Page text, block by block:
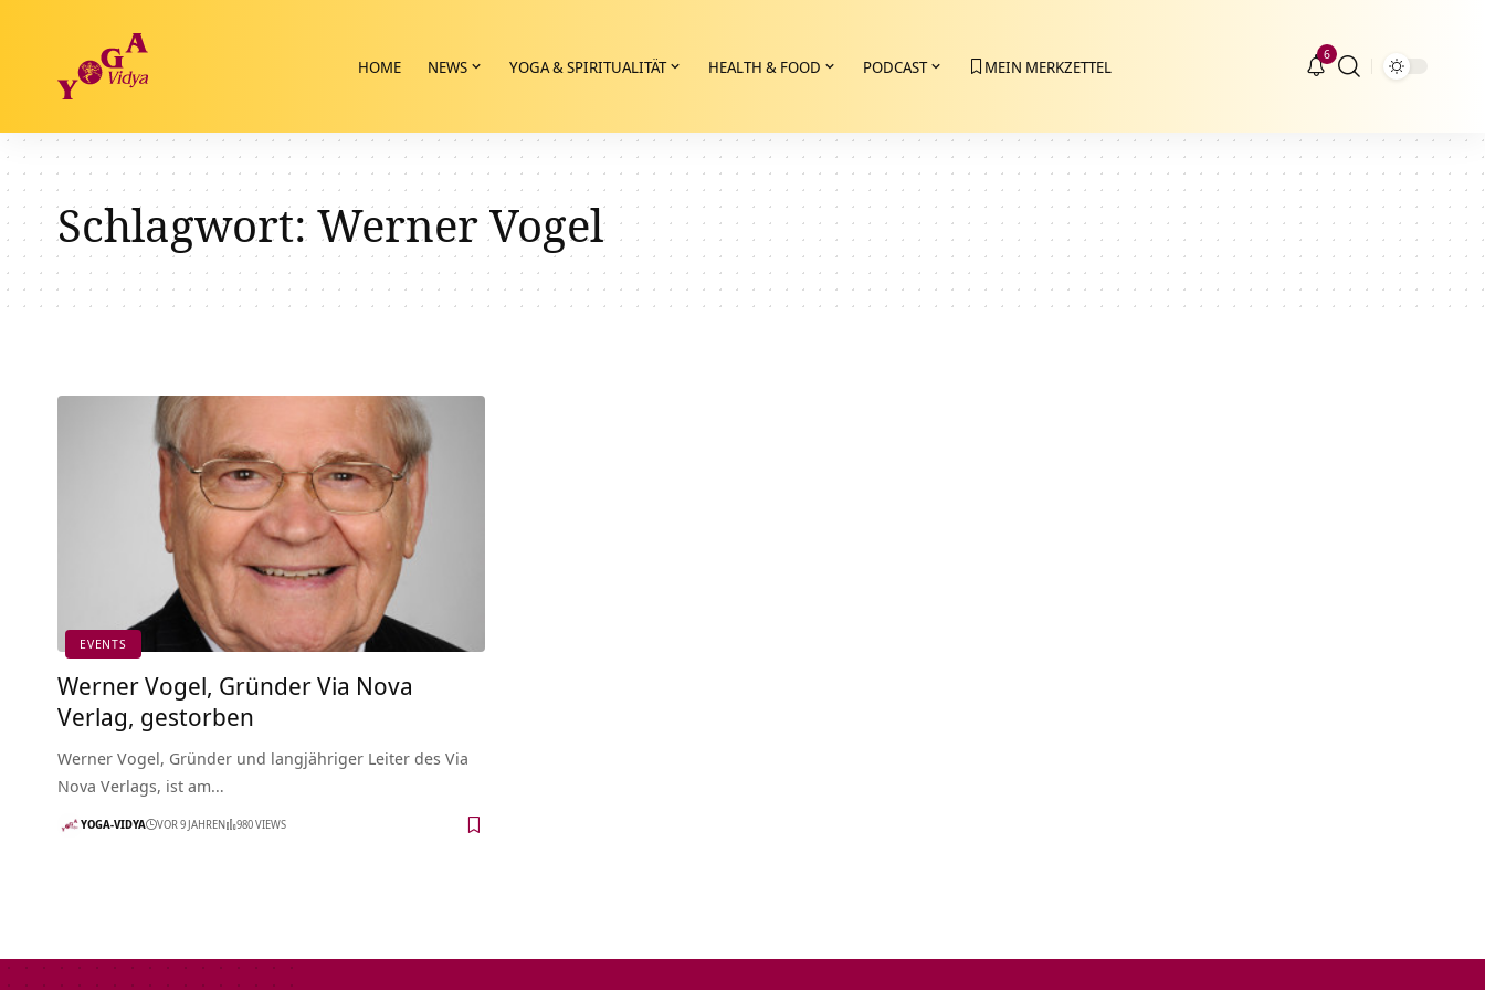
HOME NEWS YOGA & SPIRITUALITÄT HEALTH & FOOD PODCAST MEIN MERKZETTEL
6
Schlagwort:Werner Vogel
EVENTS
Werner Vogel, Gründer Via Nova
Verlag, gestorben
Werner Vogel, Gründer und langjähriger Leiter des Via
Nova Verlags, ist am…
YOGA-VIDYA VOR 9 JAHREN 980 VIEWS